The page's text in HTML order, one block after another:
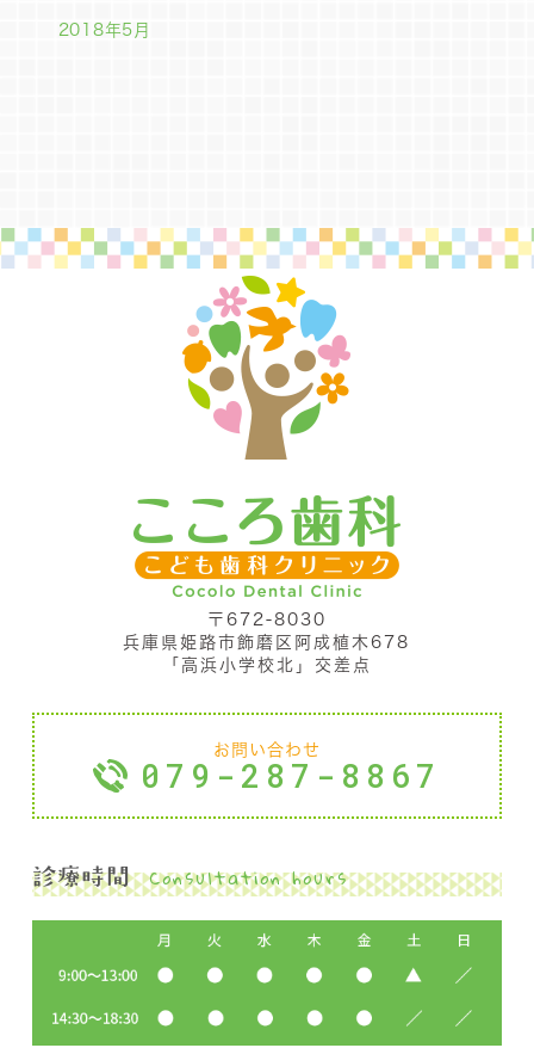
2018年5月
〒672-8030
兵庫県姫路市飾磨区阿成植木678
「高浜小学校北」交差点
お問い合わせ
079-287-8867
診療時間 Consultation hours